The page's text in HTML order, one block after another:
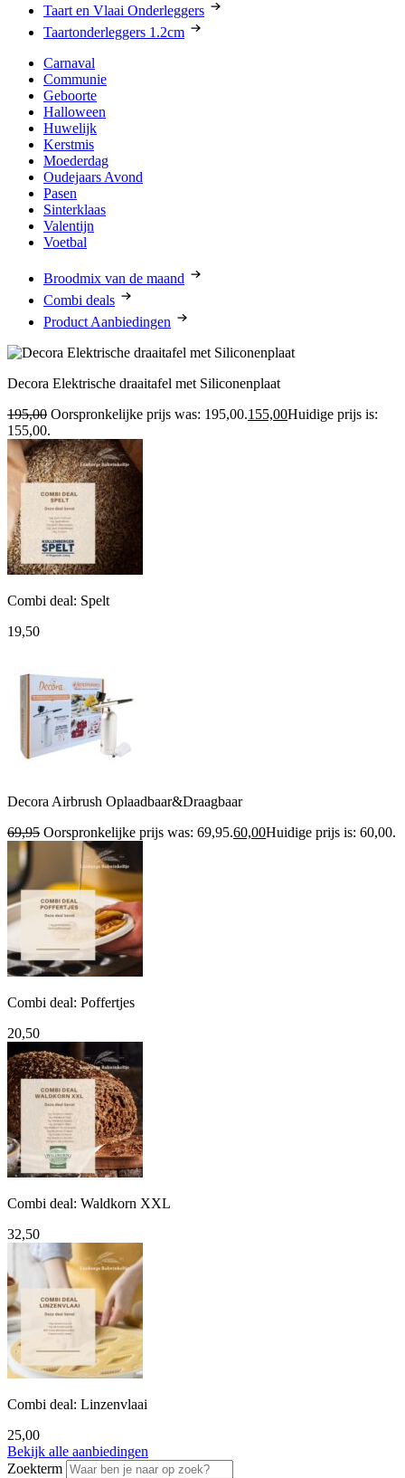
Taart en Vlaai Onderleggers
Taartonderleggers 1.2cm
Carnaval
Communie
Geboorte
Halloween
Huwelijk
Kerstmis
Moederdag
Oudejaars Avond
Pasen
Sinterklaas
Valentijn
Voetbal
Broodmix van de maand
Combi deals
Product Aanbiedingen
Decora Elektrische draaitafel met Siliconenplaat
195,00 Oorspronkelijke prijs was: 195,00.155,00Huidige prijs is:
155,00.
Combi deal: Spelt
19,50
Decora Airbrush Oplaadbaar&Draagbaar
69,95 Oorspronkelijke prijs was: 69,95.60,00Huidige prijs is: 60,00.
Combi deal: Poffertjes
20,50
Combi deal: Waldkorn XXL
32,50
Combi deal: Linzenvlaai
25,00
Bekijk alle aanbiedingen
Zoekterm